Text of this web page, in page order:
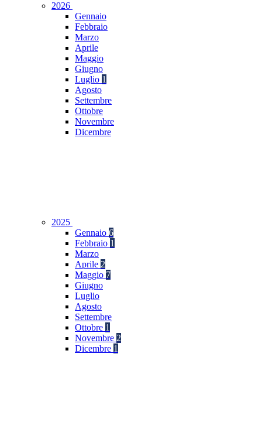
2026
Gennaio
Febbraio
Marzo
Aprile
Maggio
Giugno
Luglio 1
Agosto
Settembre
Ottobre
Novembre
Dicembre
2025
Gennaio 6
Febbraio 1
Marzo
Aprile 2
Maggio 7
Giugno
Luglio
Agosto
Settembre
Ottobre 1
Novembre 2
Dicembre 1